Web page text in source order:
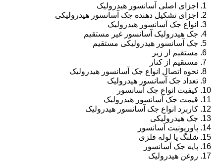
اجزای اصلی آسانسور هیدرولیک
اجزای تشکیل دهنده جک آسانسور هیدرولیکی
انواع جک آسانسور هیدرولیک
جک هیدرولیک آسانسور غیر مستقیم
جک آسانسور هیدرولیکی مستقیم
مستقیم از زیر
مستقیم از کنار
نحوه اتصال انواع جک آسانسور هیدرولیک
تعداد جک آسانسور هیدرولیک
کیفیت انواع جک آسانسور
قیمت جک آسانسور هیدرولیک
کاربرد انواع جک آسانسور هیدرولیک
جک هیدرولیکی
پاوریونیت آسانسور
شلنگ یا لوله فلزی
پایه جک آسانسور
روغن هیدرولیک